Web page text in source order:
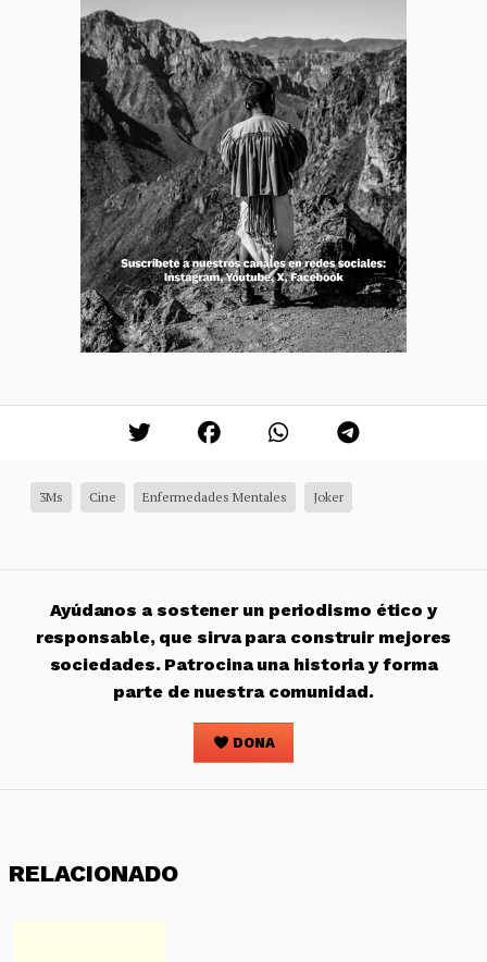
3Ms Cine Enfermedades Mentales Joker
Ayúdanos a sostener un periodismo ético y
responsable, que sirva para construir mejores
sociedades. Patrocina una historia y forma
parte de nuestra comunidad.
DONA
RELACIONADO